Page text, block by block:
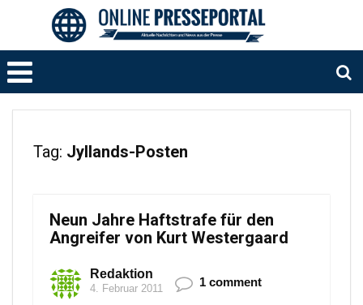
Tag: Jyllands-Posten
Neun Jahre Haftstrafe für den
Angreifer von Kurt Westergaard
Redaktion
4. Februar 2011 1 comment